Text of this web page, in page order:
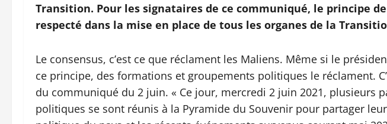
Transition. Pour les signataires de ce communiqué, le principe
respecté dans la mise en place de tous les organes de la
Le consensus, c’est ce que réclament les Maliens. Même si le
ce principe, des formations et groupements politiques le réclament.
du communiqué du 2 juin. « Ce jour, mercredi 2 juin 2021, plusieurs
politiques se sont réunis à la Pyramide du Souvenir pour partager